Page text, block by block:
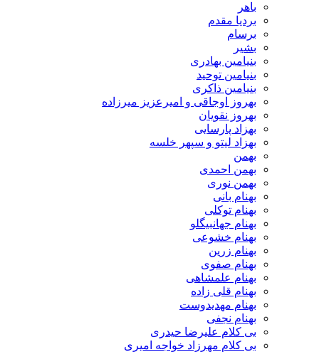
بردیا مقدم
بنیامین بهادری
بنیامین توحید
بنیامین ذاکری
بهروز اوجاقی و امیرعزیز میرزاده
بهروز نقویان
بهزاد پارسایی
بهزاد لیتو و سپهر خلسه
بهمن احمدی
بهمن نوری
بهنام بانی
بهنام توکلی
بهنام جهانبیگلو
بهنام خشوعی
بهنام زرین
بهنام صفوی
بهنام علمشاهی
بهنام قلی زاده
بهنام مهدیدوست
بهنام نجفی
بی کلام علیرضا حیدری
بی کلام مهرزاد خواجه امیری